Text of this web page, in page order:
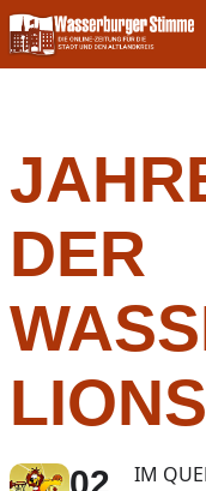
Skip
to
content
DER
LIONS
02 IM